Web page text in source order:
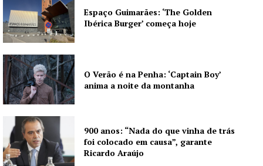
Espaço Guimarães: ‘The Golden
Ibérica Burger’ começa hoje
O Verão é na Penha: ‘Captain Boy’
anima a noite da montanha
900 anos: “Nada do que vinha de trás
foi colocado em causa”, garante
Ricardo Araújo